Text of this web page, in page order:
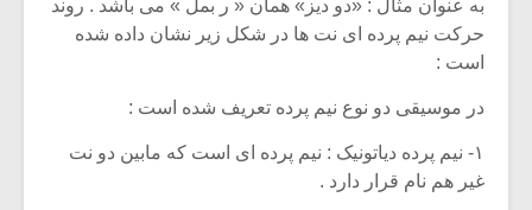
به عنوان مثال : «دو دیز» همان « ر بمل » می باشد . روند
حرکت نیم پرده ای نت ها در شکل زیر نشان داده شده
است :
در موسیقی دو نوع نیم پرده تعریف شده است :
۱- نیم پرده دیاتونیک : نیم پرده ای است که مابین دو نت
غیر هم نام قرار دارد .